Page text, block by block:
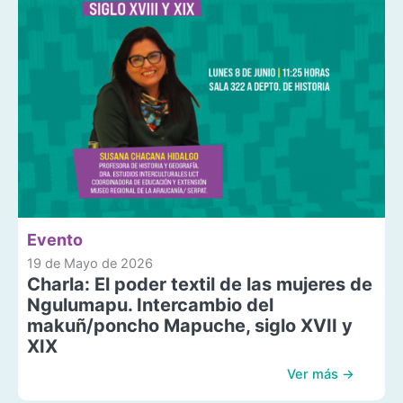
Evento
19 de Mayo de 2026
Charla: El poder textil de las mujeres de
Ngulumapu. Intercambio del
makuñ/poncho Mapuche, siglo XVII y
XIX
Ver más →